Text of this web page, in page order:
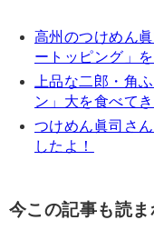
高州のつけめん
ートッピング」
上品な二郎・角
ン」大を食べて
つけめん眞司さ
したよ！
今この記事も読